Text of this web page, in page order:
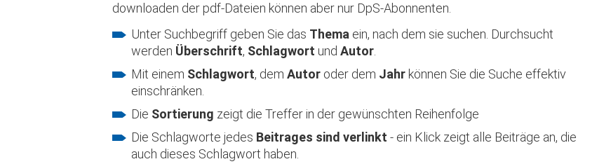
downloaden der pdf-Dateien können aber nur DpS-Abonnenten.
Unter Suchbegriff geben Sie das Thema ein, nach dem sie suchen. Durchsucht
werden Überschrift, Schlagwort und Autor
Mit einem Schlagwort, dem Autor oder dem Jahr können Sie die Suche effektiv
einschränken.
Die Sortierung zeigt die Treffer in der gewünschten Reihenfolge
Die Schlagworte jedes Beitrages sind verlinkt - ein Klick zeigt alle Beiträge an, die
auch dieses Schlagwort haben.